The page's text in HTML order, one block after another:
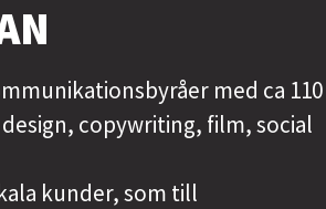
med ca 110
copywriting, film, social
kunder, som till